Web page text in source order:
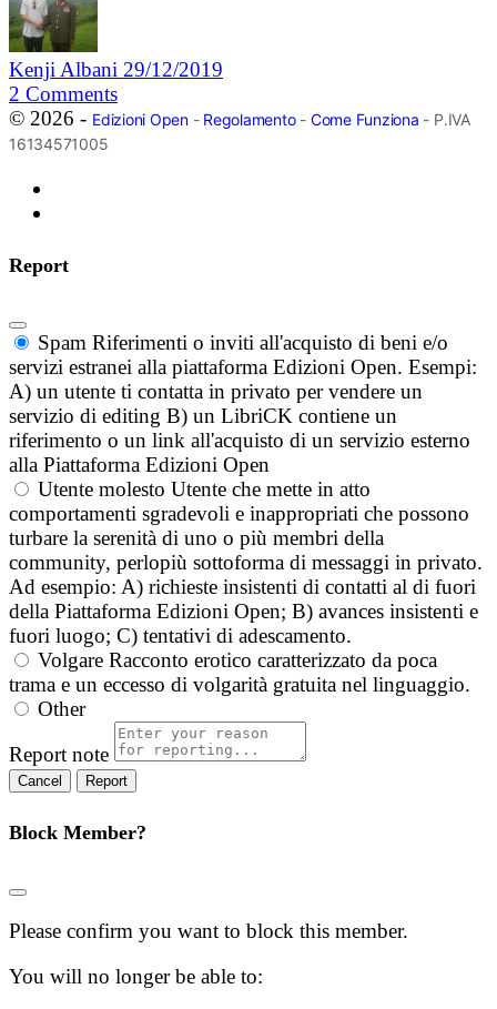
Kenji Albani 29/12/2019
2 Comments
© 2026 - Edizioni Open- Regolamento- Come Funziona - P.IVA
16134571005
Report
Spam Riferimenti o inviti all'acquisto di beni e/o
servizi estranei alla piattaforma Edizioni Open. Esempi:
A) un utente ti contatta in privato per vendere un
servizio di editing B) un LibriCK contiene un
riferimento o un link all'acquisto di un servizio esterno
alla Piattaforma Edizioni Open
Utente molesto Utente che mette in atto
comportamenti sgradevoli e inappropriati che possono
turbare la serenità di uno o più membri della
community, perlopiù sottoforma di messaggi in privato.
Ad esempio: A) richieste insistenti di contatti al di fuori
della Piattaforma Edizioni Open; B) avances insistenti e
fuori luogo; C) tentativi di adescamento.
Volgare Racconto erotico caratterizzato da poca
trama e un eccesso di volgarità gratuita nel linguaggio.
Other
Report note
Report
Block Member?
Please confirm you want to block this member.
You will no longer be able to: